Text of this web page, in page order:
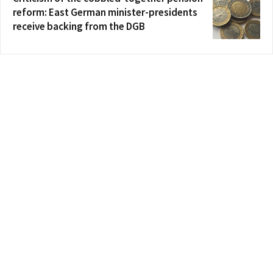
reform: East German minister-presidents
receive backing from the DGB